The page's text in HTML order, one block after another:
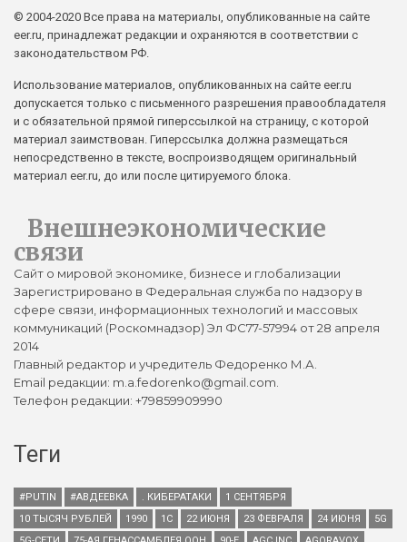
© 2004-2020 Все права на материалы, опубликованные на сайте
eer.ru, принадлежат редакции и охраняются в соответствии с
законодательством РФ.
Использование материалов, опубликованных на сайте eer.ru
допускается только с письменного разрешения правообладателя
и с обязательной прямой гиперссылкой на страницу, с которой
материал заимствован. Гиперссылка должна размещаться
непосредственно в тексте, воспроизводящем оригинальный
материал eer.ru, до или после цитируемого блока.
Внешнеэкономические
связи
Сайт о мировой экономике, бизнесе и глобализации
Зарегистрировано в Федеральная служба по надзору в
сфере связи, информационных технологий и массовых
коммуникаций (Роскомнадзор) Эл ФС77-57994 от 28 апреля
2014
Главный редактор и учредитель Федоренко М.А.
Email редакции: m.a.fedorenko@gmail.com.
Телефон редакции: +79859909990
Теги
#PUTIN #АВДЕЕВКА . КИБЕРАТАКИ
1 СЕНТЯБРЯ
10 ТЫСЯЧ РУБЛЕЙ
1990 1С 22 ИЮНЯ 23 ФЕВРАЛЯ 24 ИЮНЯ
5G